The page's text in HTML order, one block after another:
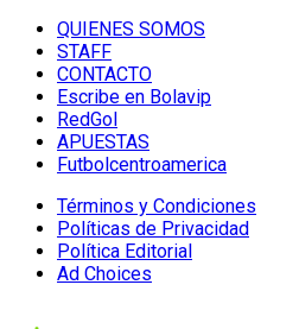
QUIENES SOMOS
STAFF
CONTACTO
Escribe en Bolavip
RedGol
APUESTAS
Futbolcentroamerica
Términos y Condiciones
Políticas de Privacidad
Política Editorial
Ad Choices